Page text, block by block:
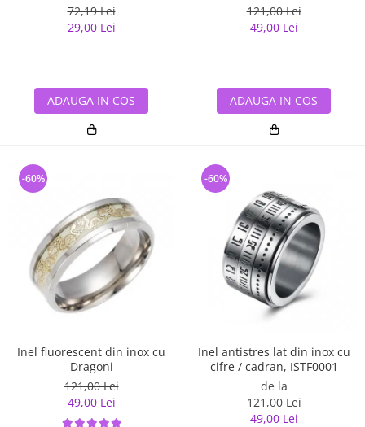
72,19 Lei
29,00 Lei
ADAUGA IN COS
121,00 Lei
49,00 Lei
ADAUGA IN COS
Inel fluorescent din inox cu
Dragoni
121,00 Lei
49,00 Lei
-60%
Inel antistres lat din inox cu
cifre / cadran, ISTF0001
de la
121,00 Lei
49,00 Lei
-60%